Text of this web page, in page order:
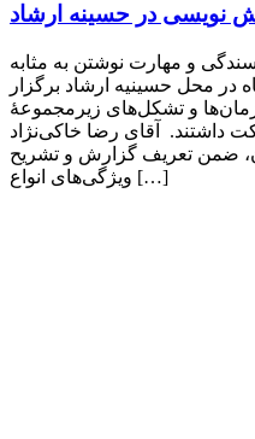
نویسی در حسینه ارشاد
و مهارت نوشتن به مثابه
روز 23 مهرماه در محل حسینیه ارشاد برگزار
و تشکل‌های زیرمجموعۀ
آقای رضا خاکی‌نژاد
ضمن تعریف گزارش و تشریح
ویژگی‌های انواع […]